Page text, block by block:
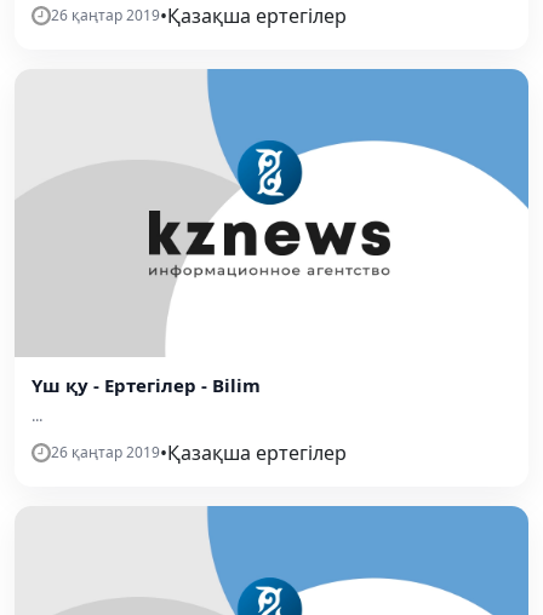
26 қаңтар 2019•Қазақша ертегілер
Үш қу - Ертегілер - Bilim
...
26 қаңтар 2019•Қазақша ертегілер